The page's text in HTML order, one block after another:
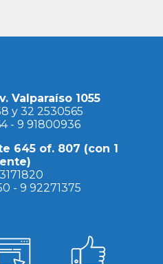
Valparaíso 1055
y 32 2530565
- 9 91800936
645 of. 807 (con 1
-9 92271375